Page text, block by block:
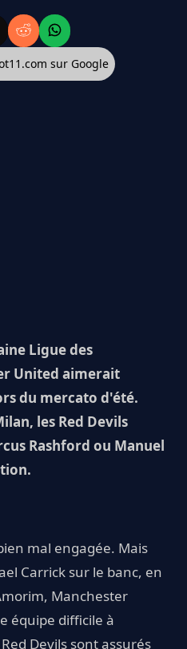
sur Google
Ligue des
United aimerait
du mercato d'été.
les Red Devils
Rashford ou Manuel
mal engagée. Mais
Carrick sur le banc, en
Manchester
équipe difficile à
Devils sont assurés